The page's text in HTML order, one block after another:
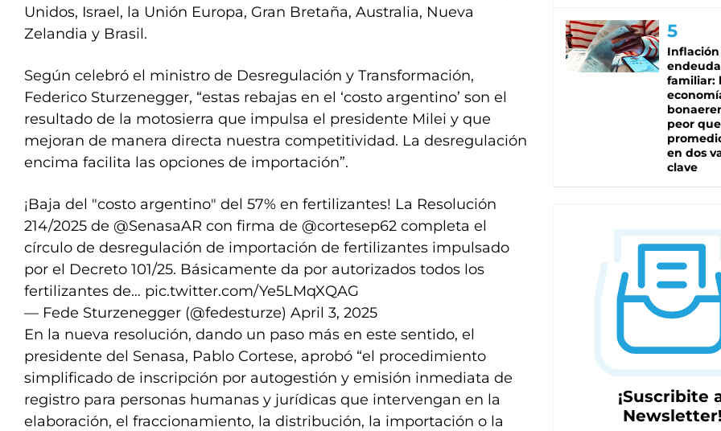
Unidos, Israel, la Unión Europa, Gran Bretaña, Australia, Nueva
Zelandia y Brasil.
Según celebró el ministro de Desregulación y Transformación,
Federico Sturzenegger, “estas rebajas en el ‘costo argentino’ son el
resultado de la motosierra que impulsa el presidente Milei y que
mejoran de manera directa nuestra competitividad. La desregulación
encima facilita las opciones de importación”.
¡Baja del "costo argentino" del 57% en fertilizantes! La Resolución
214/2025 de @SenasaAR con firma de @cortesep62 completa el
círculo de desregulación de importación de fertilizantes impulsado
por el Decreto 101/25. Básicamente da por autorizados todos los
fertilizantes de… pic.twitter.com/Ye5LMqXQAG
— Fede Sturzenegger (@fedesturze) April 3, 2025
En la nueva resolución, dando un paso más en este sentido, el
presidente del Senasa, Pablo Cortese, aprobó “el procedimiento
simplificado de inscripción por autogestión y emisión inmediata de
registro para personas humanas y jurídicas que intervengan en la
elaboración, el fraccionamiento, la distribución, la importación o la
Inflación
familiar:
peor
en dos
clave
¡Suscribite
Newsletter!